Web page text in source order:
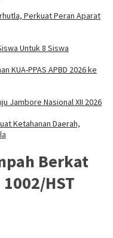
Perkuat Peran Aparat
Untuk 8 Siswa
KUA-PPAS APBD 2026 ke
Jambore Nasional XII 2026
Ketahanan Daerah,
Berkat
HST